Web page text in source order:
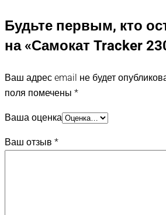
Будьте первым, кто
на «Самокат Tracker
Ваш адрес email не будет
поля помечены *
Ваша оценка
Ваш отзыв *